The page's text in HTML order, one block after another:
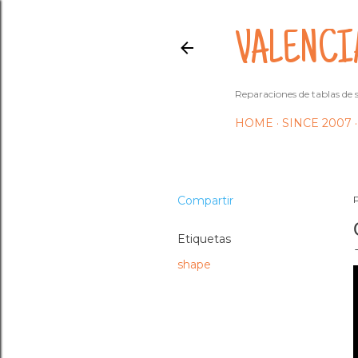
Reparaciones de tablas
HOME SINCE 2007
Compartir
Etiquetas
shape